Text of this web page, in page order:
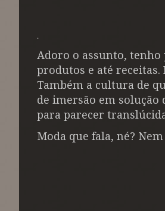
.
Adoro o assunto, tenho
produtos e até
Também a cultura de
de imersão em solução
para parecer
Moda que fala, né?